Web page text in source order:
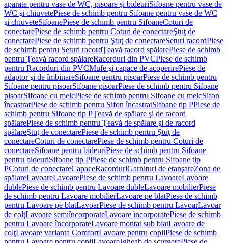
aparate pentru vase de WC, pisoare şi bideuriSifoane pentru vase de
WC şi chiuvetePiese de schimb pentru Sifoane pentru vase de WC
şi chiuveteSifoanePiese de schimb pentru SifoaneCoturi de
conectarePiese de schimb pentru Coturi de conectareŞtuţ de
conectarePiese de schimb pentru Ştuţ de conectareSeturi racordPiese
de schimb pentru Seturi racordŢeavă racord spălarePiese de schimb
pentru Ţeavă racord spălareRacorduri din PVCPiese de schimb
pentru Racorduri din PVCMufe şi capace de acoperirePiese de
adaptor şi de îmbinareSifoane pentru pisoarPiese de schimb pentru
Sifoane pentru pisoarSifoane pisoarPiese de schimb pentru Sifoane
pisoarSifoane cu melcPiese de schimb pentru Sifoane cu melcSifon
încastratPiese de schimb pentru Sifon încastratSifoane tip PPiese de
schimb pentru Sifoane tip PŢeavă de spălare şi de racord
spălarePiese de schimb pentru Ţeavă de spălare şi de racord
spălareŞtuţ de conectarePiese de schimb pentru Ştuţ de
conectareCoturi de conectarePiese de schimb pentru Coturi de
conectareSifoane pentru bideuriPiese de schimb pentru Sifoane
pentru bideuriSifoane tip PPiese de schimb pentru Sifoane tip
PCoturi de conectareCapaceRacorduriGarnituri de etanşareZona de
spălareLavoareLavoarePiese de schimb pentru LavoareLavoare
dublePiese de schimb pentru Lavoare dubleLavoare mobilierPiese
de schimb pentru Lavoare mobilierLavoare pe blatPiese de schimb
pentru Lavoare pe blatLavoarPiese de schimb pentru LavoarLavoar
de colţLavoare semiîncorporateLavoare încorporatePiese de schimb
pentru Lavoare încorporateLavoare montat sub blatLavoare de
colţLavoare varianta ComfortLavoare pentru copiiPiese de schimb